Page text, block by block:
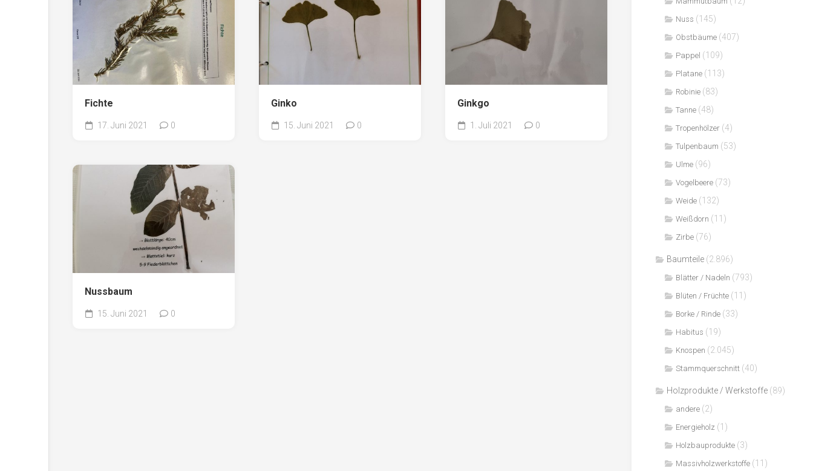
Fichte
17. Juni 2021 0
Ginko
15. Juni 2021 0
Ginkgo
1. Juli 2021 0
Nussbaum
15. Juni 2021 0
Nuss (145)
Obstbäume (407)
Pappel (109)
Platane (113)
Robinie (83)
Tanne (48)
Tropenhölzer (4)
Tulpenbaum (53)
Ulme (96)
Vogelbeere (73)
Weide (132)
Weißdorn (11)
Zirbe (76)
Baumteile (2.896)
Blätter / Nadeln (793)
Blüten / Früchte (11)
Borke / Rinde (33)
Habitus (19)
Knospen (2.045)
Stammquerschnitt (40)
Holzprodukte / Werkstoffe (89)
andere (2)
Energieholz (1)
Holzbauprodukte (3)
Massivholzwerkstoffe (11)